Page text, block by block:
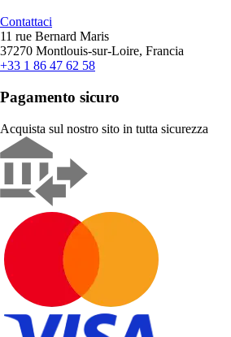
Contattaci
11 rue Bernard Maris
37270 Montlouis-sur-Loire, Francia
+33 1 86 47 62 58
Pagamento sicuro
Acquista sul nostro sito in tutta sicurezza